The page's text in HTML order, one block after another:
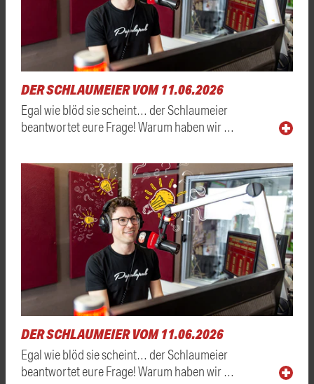
DER SCHLAUMEIER VOM 11.06.2026
Egal wie blöd sie scheint… der Schlaumeier
beantwortet eure Frage! Warum haben wir …
DER SCHLAUMEIER VOM 11.06.2026
Egal wie blöd sie scheint… der Schlaumeier
beantwortet eure Frage! Warum haben wir …